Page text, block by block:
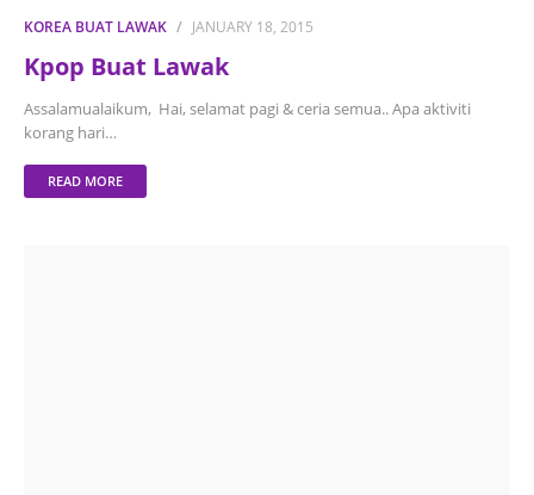
KOREA BUAT LAWAK JANUARY 18, 2015
Kpop Buat Lawak
Assalamualaikum, Hai, selamat pagi & ceria semua.. Apa aktiviti
korang hari…
READ MORE